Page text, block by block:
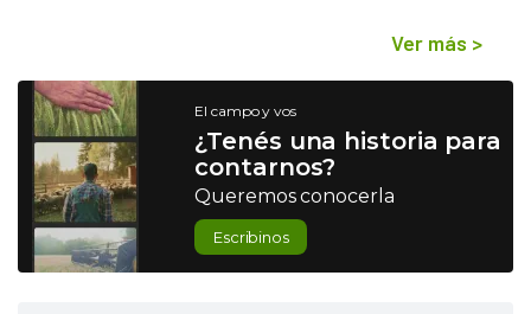
Ver más >
El campo y vos
¿Tenés una historia para
contarnos?
Queremos conocerla
Escribinos